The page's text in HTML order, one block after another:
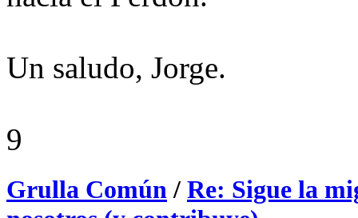
Un saludo, Jorge.
9
Grulla Común/ Re: Sigue la